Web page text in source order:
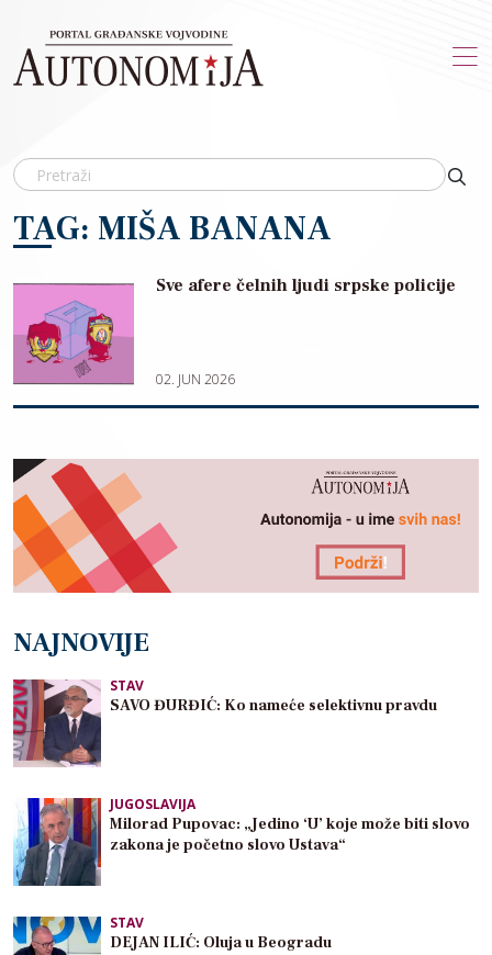
TAG: MIŠA BANANA
Sve afere čelnih ljudi srpske policije
02. JUN 2026
NAJNOVIJE
STAV
SAVO ĐURĐIĆ: Ko nameće selektivnu pravdu
JUGOSLAVIJA
Milorad Pupovac: „Jedino ‘U’ koje može biti slovo
zakona je početno slovo Ustava“
STAV
DEJAN ILIĆ: Oluja u Beogradu